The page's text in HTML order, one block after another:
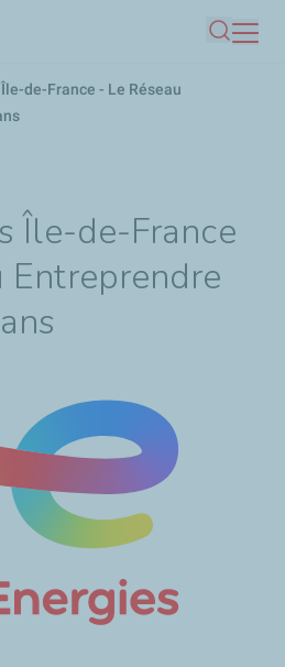
contenu
de-France - Le Réseau
Île-de-France
Entreprendre